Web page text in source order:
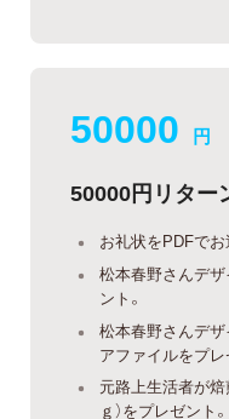
50000 円
50000円リター
お礼状をPDFでお
松本春野さんデ
ント。
松本春野さんデ
アファイルをプレ
元路上生活者が焙
ｇ）をプレゼント。